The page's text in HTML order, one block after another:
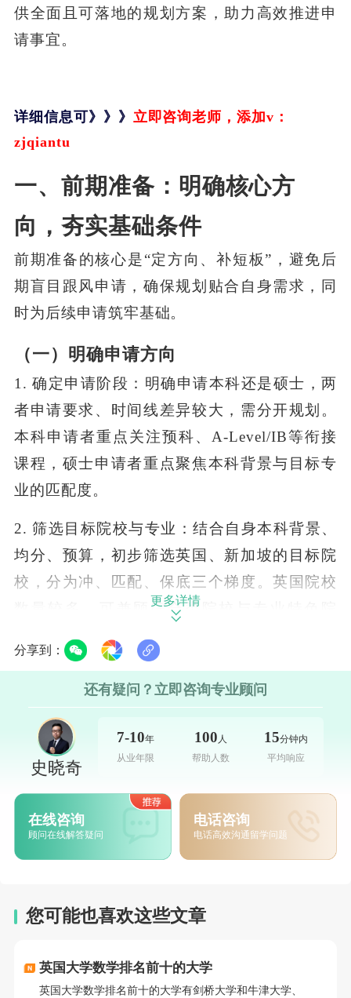
供全面且可落地的规划方案，助力高效推进申
请事宜。
详细信息可》》》 立即咨询老师，添加v：
zjqiantu
一、前期准备：明确核心方
向，夯实基础条件
前期准备的核心是“定方向、补短板”，避免后
期盲目跟风申请，确保规划贴合自身需求，同
时为后续申请筑牢基础。
（一）明确申请方向
1. 确定申请阶段：明确申请本科还是硕士，两
者申请要求、时间线差异较大，需分开规划。
本科申请者重点关注预科、A-Level/IB等衔接
课程，硕士申请者重点聚焦本科背景与目标专
业的匹配度。
2. 筛选目标院校与专业：结合自身本科背景、
均分、预算，初步筛选英国、新加坡的目标院
校，分为冲、匹配、保底三个梯度。英国院校
数量较多，可兼顾综合类院校与专业特色院
校；新加坡院校以公立为主，需重点关注院校
专业录取偏好，避免盲目冲。
3. 明确预算范围：提前核算留学总费用，避免
后期因费用问题调整规划。英国年总预算本科
35-60万、硕士40-75万，伦敦地区费用高于非
伦敦地区；新加坡年总预算本科30-50万、硕士
35-55万，公立院校费用相对稳定，无明显地区
差异。
1. 学术成绩：本科申请者需梳理高中成绩、A-
高考直录，新加坡公立院校高考成绩需达到一
本线以上；硕士申请者重点梳理本科均分，英
更多详情
分享到：
还有疑问？立即咨询专业顾问
史晓奇
7-10年
从业年限
100 人
帮助人数
15分钟内
平均响应
在线咨询
顾问在线解答疑问
电话咨询
电话高效沟通留学问题
您可能也喜欢这些文章
英国大学数学排名前十的大学
英国大学数学排名前十的大学有剑桥大学和牛津大学、